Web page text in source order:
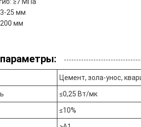
25 мм
мм
Цемент, зола-унос,
≤0,25 Вт/мк
≤10%